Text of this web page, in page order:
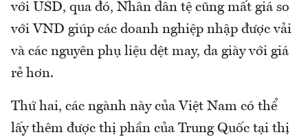
với USD, qua đó, Nhân dân tệ cũng mất giá so
với VND giúp các doanh nghiệp nhập được vải
và các nguyên phụ liệu dệt may, da giày với giá
rẻ hơn.
Thứ hai, các ngành này của Việt Nam có thể
lấy thêm được thị phần của Trung Quốc tại thị